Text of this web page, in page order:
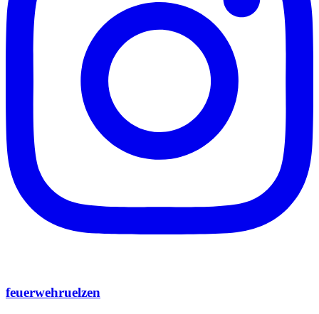
feuerwehruelzen